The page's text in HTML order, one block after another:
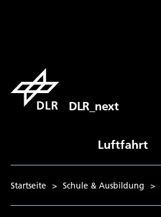
DLR_next
Luftfahrt
Startseite > Schule & Ausbildung >